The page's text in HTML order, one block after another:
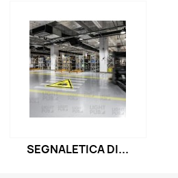
SEGNALETICA DI...